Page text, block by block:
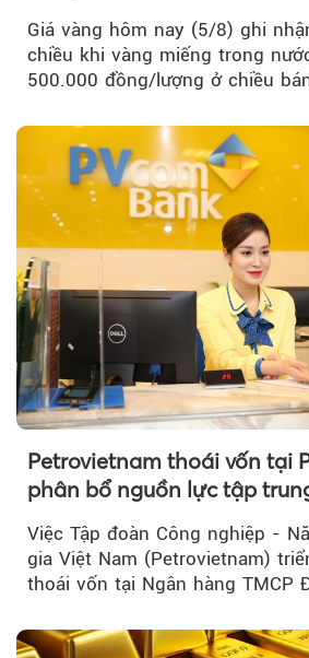
Giá vàng hôm nay (5/8) ghi
chiều khi vàng miếng trong
500.000 đồng/lượng ở chiều
thương hiệu.
Petrovietnam thoái vốn tại
phân bổ nguồn lực tập
Việc Tập đoàn Công nghiệp -
gia Việt Nam (Petrovietnam)
thoái vốn tại Ngân hàng TMCP